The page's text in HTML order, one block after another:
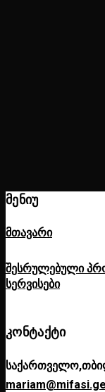
ᲛᲔᲜᲘᲣ
მთავარი
შესრულებული
სერვისები
ᲙᲝᲜᲢᲐᲥᲢᲘ
mariam@mifasi.ge